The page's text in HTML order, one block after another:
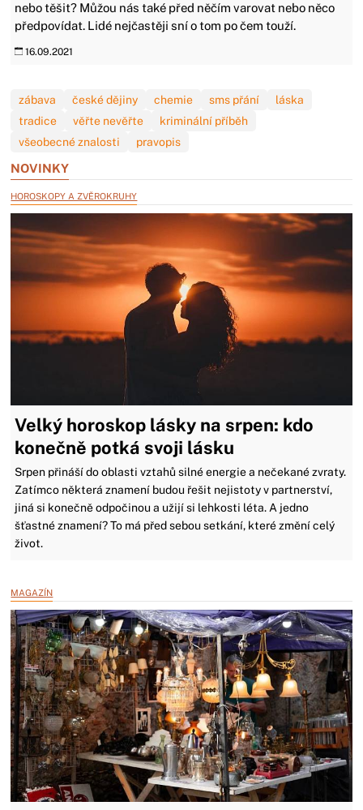
nebo těšit? Můžou nás také před něčím varovat nebo něco
předpovídat. Lidé nejčastěji sní o tom po čem touží.
16.09.2021
zábava české dějiny chemie sms přání
láska
tradice
věřte nevěřte
kriminální příběh
všeobecné znalosti
pravopis
NOVINKY
HOROSKOPY A ZVĚROKRUHY
Velký horoskop lásky na srpen: kdo
konečně potká svoji lásku
Srpen přináší do oblasti vztahů silné energie a nečekané zvraty.
Zatímco některá znamení budou řešit nejistoty v partnerství,
jiná si konečně odpočinou a užijí si lehkosti léta. A jedno
šťastné znamení? To má před sebou setkání, které změní celý
život.
MAGAZÍN